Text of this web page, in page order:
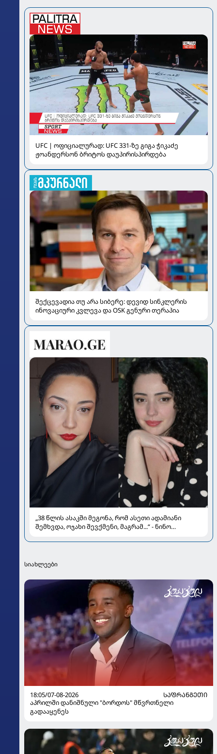
UFC | ოფიციალურად: UFC 331-ზე გიგა ჭიკაძე
ჟოანდერსონ ბრიტოს დაუპირისპირდება
შექცევადია თუ არა სიბერე: დევიდ სინკლერის
ინოვაციური კვლევა და OSK გენური თერაპია
„38 წლის ასაკში მეგონა, რომ ასეთი ადამიანი
შემხვდა, ოჯახი შევქმენი, მაგრამ...“ - ნინო
სიახლეები
18:05/07-08-2026
ᲡᲐᲤᲠᲐᲜᲒᲔᲗᲘ
აპრილში დანიშნული "ბორდოს" მწვრთნელი
გადააყენეს